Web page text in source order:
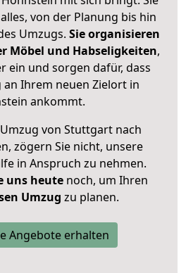
von der Planung bis hin
Umzugs. Sie organisieren
Möbel und Habseligkeiten,
ein und sorgen dafür, dass
Ihrem neuen Zielort in
ankommt.
von Stuttgart nach
zögern Sie nicht, unsere
in Anspruch zu nehmen.
uns heutenoch, um Ihren
Umzug zu planen.
Angebote erhalten